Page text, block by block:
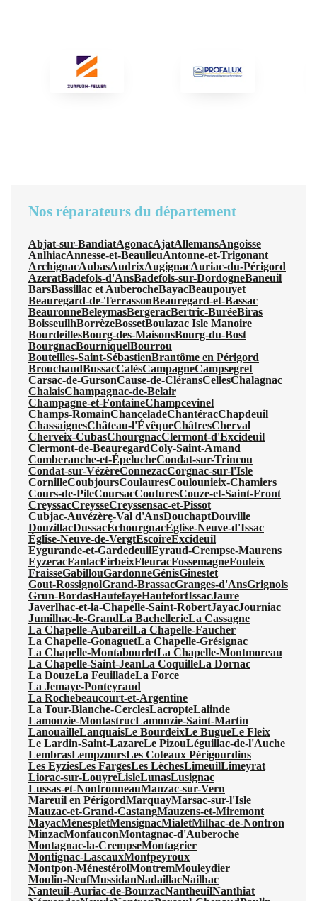
Nos réparateurs du département
Abjat-sur-BandiatAgonacAjatAllemansAngoisse
AnlhiacAnnesse-et-BeaulieuAntonne-et-Trigonant
ArchignacAubasAudrixAugignacAuriac-du-Périgord
AzeratBadefols-d'AnsBadefols-sur-DordogneBaneuil
BarsBassillac et AuberocheBayacBeaupouyet
Beauregard-de-TerrassonBeauregard-et-Bassac
BeauronneBeleymasBergeracBertric-BuréeBiras
BoisseuilhBorrèzeBossetBoulazac Isle Manoire
BourdeillesBourg-des-MaisonsBourg-du-Bost
BourgnacBourniquelBourrou
Bouteilles-Saint-SébastienBrantôme en Périgord
BrouchaudBussacCalèsCampagneCampsegret
Carsac-de-GursonCause-de-CléransCellesChalagnac
ChalaisChampagnac-de-Belair
Champagne-et-FontaineChampcevinel
Champs-RomainChanceladeChantéracChapdeuil
ChassaignesChâteau-l'ÉvêqueChâtresCherval
Cherveix-CubasChourgnacClermont-d'Excideuil
Clermont-de-BeauregardColy-Saint-Amand
Comberanche-et-ÉpelucheCondat-sur-Trincou
Condat-sur-VézèreConnezacCorgnac-sur-l'Isle
CornilleCoubjoursCoulauresCoulounieix-Chamiers
Cours-de-PileCoursacCouturesCouze-et-Saint-Front
CreyssacCreysseCreyssensac-et-Pissot
Cubjac-Auvézère-Val d'AnsDouchaptDouville
DouzillacDussacÉchourgnacÉglise-Neuve-d'Issac
Église-Neuve-de-VergtEscoireExcideuil
Eygurande-et-GardedeuilEyraud-Crempse-Maurens
EyzeracFanlacFirbeixFleuracFossemagneFouleix
FraisseGabillouGardonneGénisGinestet
Gout-RossignolGrand-BrassacGranges-d'AnsGrignols
Grun-BordasHautefayeHautefortIssacJaure
Javerlhac-et-la-Chapelle-Saint-RobertJayacJourniac
Jumilhac-le-GrandLa BachellerieLa Cassagne
La Chapelle-AubareilLa Chapelle-Faucher
La Chapelle-GonaguetLa Chapelle-Grésignac
La Chapelle-MontabourletLa Chapelle-Montmoreau
La Chapelle-Saint-JeanLa CoquilleLa Dornac
La DouzeLa FeuilladeLa Force
La Jemaye-Ponteyraud
La Rochebeaucourt-et-Argentine
La Tour-Blanche-CerclesLacropteLalinde
Lamonzie-MontastrucLamonzie-Saint-Martin
LanouailleLanquaisLe BourdeixLe BugueLe Fleix
Le Lardin-Saint-LazareLe PizouLéguillac-de-l'Auche
LembrasLempzoursLes Coteaux Périgourdins
Les EyziesLes FargesLes LèchesLimeuilLimeyrat
Liorac-sur-LouyreLisleLunasLusignac
Lussas-et-NontronneauManzac-sur-Vern
Mareuil en PérigordMarquayMarsac-sur-l'Isle
Mauzac-et-Grand-CastangMauzens-et-Miremont
MayacMénespletMensignacMialetMilhac-de-Nontron
MinzacMonfauconMontagnac-d'Auberoche
Montagnac-la-CrempseMontagrier
Montignac-LascauxMontpeyroux
Montpon-MénestérolMontremMouleydier
Moulin-NeufMussidanNadaillacNailhac
Nanteuil-Auriac-de-BourzacNantheuilNanthiat